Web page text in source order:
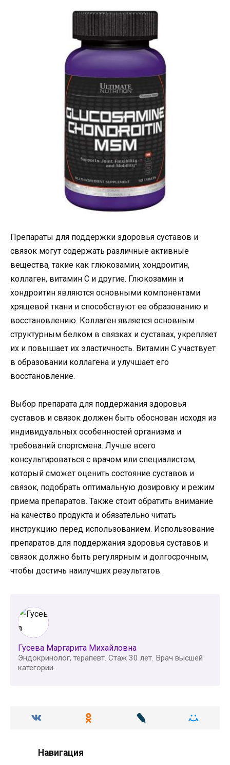
Препараты для поддержки здоровья суставов и
связок могут содержать различные активные
вещества, такие как глюкозамин, хондроитин,
коллаген, витамин C и другие. Глюкозамин и
хондроитин являются основными компонентами
хрящевой ткани и способствуют ее образованию и
восстановлению. Коллаген является основным
структурным белком в связках и суставах, укрепляет
их и повышает их эластичность. Витамин C участвует
в образовании коллагена и улучшает его
восстановление.
Выбор препарата для поддержания здоровья
суставов и связок должен быть обоснован исходя из
индивидуальных особенностей организма и
требований спортсмена. Лучше всего
консультироваться с врачом или специалистом,
который сможет оценить состояние суставов и
связок, подобрать оптимальную дозировку и режим
приема препаратов. Также стоит обратить внимание
на качество продукта и обязательно читать
инструкцию перед использованием. Использование
препаратов для поддержания здоровья суставов и
связок должно быть регулярным и долгосрочным,
чтобы достичь наилучших результатов.
Гусева Маргарита Михайловна
Эндокринолог, терапевт. Стаж 30 лет. Врач высшей
категории.
Навигация